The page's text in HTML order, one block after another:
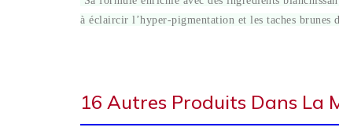
à éclaircir l’hyper-pigmentation et les taches brunes
16 Autres Produits Dans La